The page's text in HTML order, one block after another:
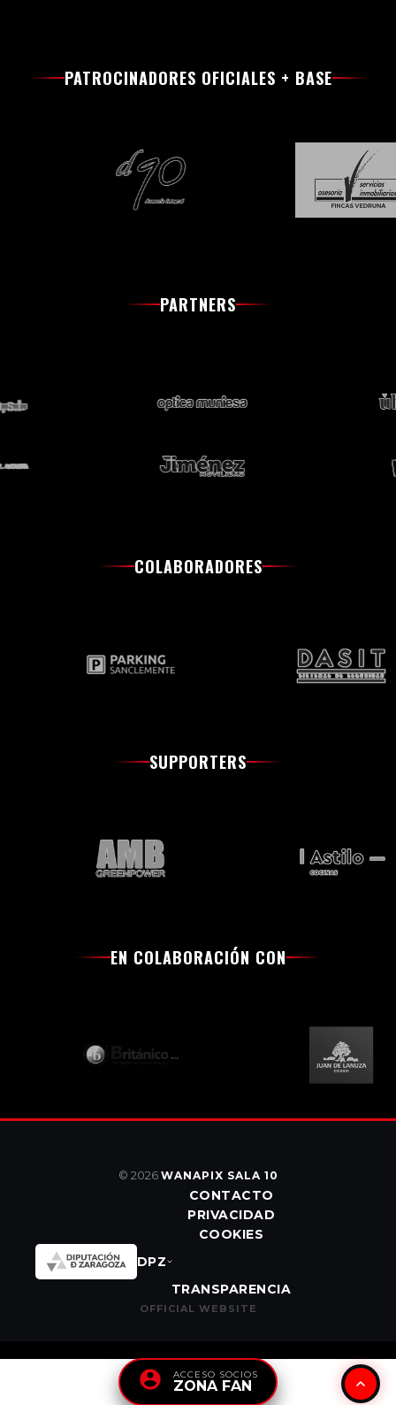
ACCESO SOCIOS
ZONA FAN
PATROCINADORES OFICIALES + BASE
PARTNERS
COLABORADORES
SUPPORTERS
EN COLABORACIÓN CON
© 2026 WANAPIX SALA 10
CONTACTO
PRIVACIDAD
COOKIES
DPZ
TRANSPARENCIA
OFFICIAL WEBSITE